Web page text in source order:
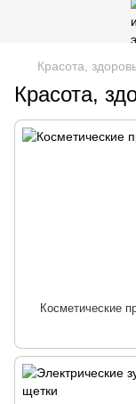
Красота,
Красота,
Косметические